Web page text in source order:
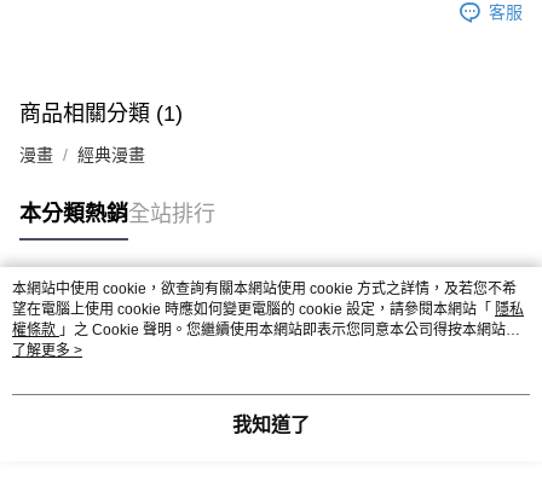
客服
商品相關分類 (1)
漫畫 經典漫畫
本分類熱銷全站排行
熱門標籤
本網站中使用 cookie，欲查詢有關本網站使用 cookie 方式之詳情，及若您不希
望在電腦上使用 cookie 時應如何變更電腦的 cookie 設定，請參閱本網站「 隱私
權條款 」之 Cookie 聲明。您繼續使用本網站即表示您同意本公司得按本網站使
用條款之 Cookie 聲明使用 cookie。
了解更多 >
我知道了